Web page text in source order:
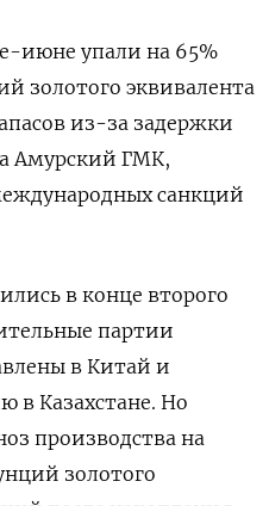
июне упали на 65%
золотого эквивалента
из-за задержки
Амурский ГМК,
санкций
в конце второго
партии
в Китай и
в Казахстане. Но
производства на
золотого